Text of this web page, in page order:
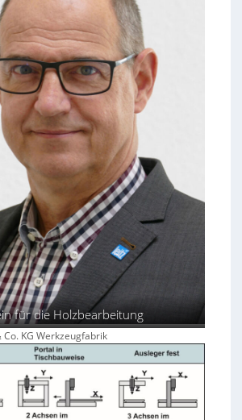
für die Holzbearbeitung
Co. KG Werkzeugfabrik